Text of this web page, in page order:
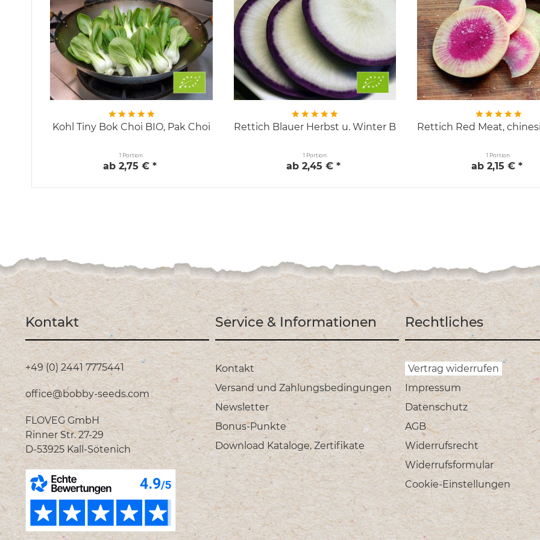
Kohl Tiny Bok Choi BIO, Pak Choi
1 Portion
ab 2,75 € *
Rettich Blauer Herbst u. Winter BIO
1 Portion
ab 2,45 € *
Rettich Red Meat,
1 Portion
ab 2,15 € *
Kontakt
+49 (0) 2441 7775441
office@bobby-seeds.com
FLOVEG GmbH
Rinner Str. 27-29
D-53925 Kall-Sötenich
Service & Informationen
Kontakt
Versand und Zahlungsbedingungen
Newsletter
Bonus-Punkte
Download Kataloge, Zertifikate
Rechtliches
Vertrag widerrufen
Impressum
Datenschutz
AGB
Widerrufsrecht
Widerrufsformular
Cookie-Einstellungen